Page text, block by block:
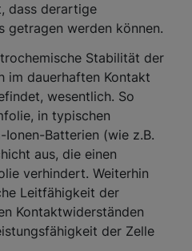
dass derartige
getragen werden können.
Stabilität der
im dauerhaften Kontakt
wesentlich. So
in typischen
Batterien (wie z.B.
aus, die einen
verhindert. Weiterhin
Leitfähigkeit der
Kontaktwiderständen
der Zelle